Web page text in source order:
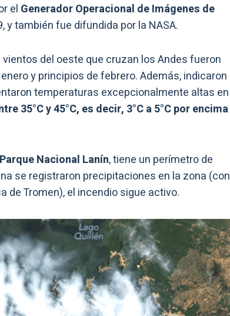
el Generador Operacional de Imágenes de
y también fue difundida por la NASA.
del oeste que cruzan los Andes fueron
y principios de febrero. Además, indicaron
temperaturas excepcionalmente altas en
35°C y 45°C, es decir, 3°C a 5°C por encima
Parque Nacional Lanín, tiene un perímetro de
se registraron precipitaciones en la zona (con
de Tromen), el incendio sigue activo.